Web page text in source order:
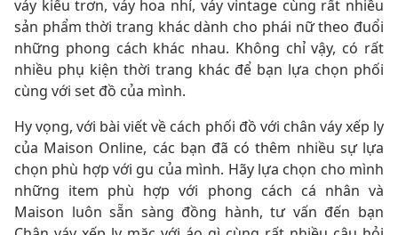
váy kiểu trơn, váy hoa nhí, váy vintage cùng rất nhiều
sản phẩm thời trang khác dành cho phái nữ theo đuổi
những phong cách khác nhau. Không chỉ vậy, có rất
nhiều phụ kiện thời trang khác để bạn lựa chọn phối
cùng với set đồ của mình.
Hy vọng, với bài viết về cách phối đồ với chân váy xếp ly
của Maison Online, các bạn đã có thêm nhiều sự lựa
chọn phù hợp với gu của mình. Hãy lựa chọn cho mình
những item phù hợp với phong cách cá nhân và
Maison luôn sẵn sàng đồng hành, tư vấn đến bạn